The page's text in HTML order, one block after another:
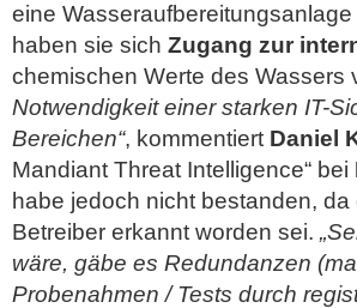
eine
haben sie sich Zugang zur
chemischen Werte des Wassers
Notwendigkeit einer starken IT-
Bereichen“, kommentiert Daniel
Mandiant Threat Intelligence“ bei
habe jedoch nicht bestanden,
Betreiber erkannt worden sei.
wäre, gäbe es Redundanzen
Probenahmen / Tests durch